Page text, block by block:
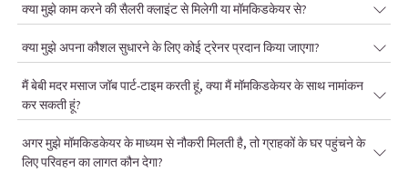
क्या मुझे काम करने की सैलरी क्लाइंट से मिलेगी या मॉमकिडकेयर से?
क्या मुझे अपना कौशल सुधारने के लिए कोई ट्रेनर प्रदान किया जाएगा?
मैं बेबी मदर मसाज जॉब पार्ट-टाइम करती हूं, क्या मैं मॉमकिडकेयर के साथ नामांकन
कर सकती हूं?
अगर मुझे मॉमकिडकेयर के माध्यम से नौकरी मिलती है, तो ग्राहकों के घर पहुंचने के
लिए परिवहन का लागत कौन देगा?